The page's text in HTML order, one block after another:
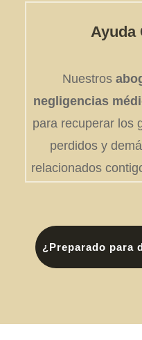
Ayuda
Nuestros
negligencias
para recuperar los
perdidos y
relacionados
¿Preparado para